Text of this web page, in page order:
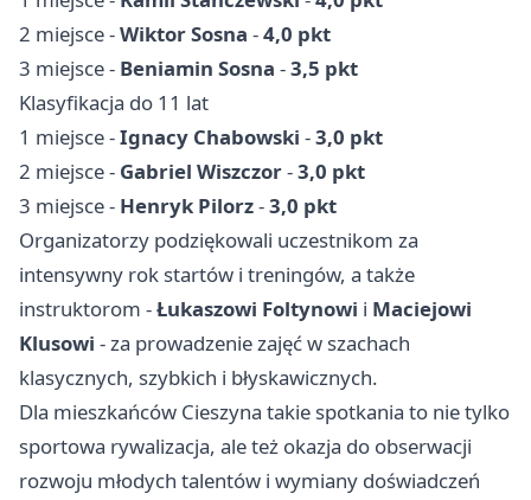
2 miejsce -Wiktor Sosna -4,0 pkt
3 miejsce - Beniamin Sosna -3,5 pkt
Klasyfikacja do 11 lat
1 miejsce -Ignacy Chabowski -3,0 pkt
2 miejsce - Gabriel Wiszczor-3,0 pkt
3 miejsce - Henryk Pilorz-3,0 pkt
Organizatorzy podziękowali uczestnikom za
intensywny rok startów i treningów, a także
instruktorom -Łukaszowi Foltynowi i Maciejowi
Klusowi - za prowadzenie zajęć w szachach
klasycznych, szybkich i błyskawicznych.
Dla mieszkańców Cieszyna takie spotkania to nie tylko
sportowa rywalizacja, ale też okazja do obserwacji
rozwoju młodych talentów i wymiany doświadczeń